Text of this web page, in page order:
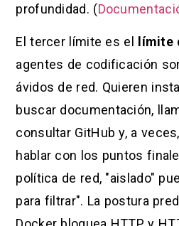
profundidad. (
El tercer límite es el límite
agentes de codificación
ávidos de red. Quieren
buscar documentación,
consultar GitHub y, a
hablar con los puntos
política de red, "aislado"
para filtrar". La postura